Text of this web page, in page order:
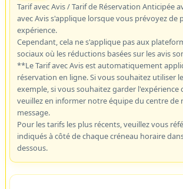
Tarif avec Avis / Tarif de Réservation Anticipée
avec Avis s'applique lorsque vous prévoyez de
expérience.
Cependant, cela ne s'applique pas aux
sociaux où les réductions basées sur les avis
**Le Tarif avec Avis est automatiquement
réservation en ligne. Si vous souhaitez utiliser
exemple, si vous souhaitez garder l'expérience
veuillez en informer notre équipe du centre de
message.
Pour les tarifs les plus récents, veuillez vous
indiqués à côté de chaque créneau horaire
dessous.